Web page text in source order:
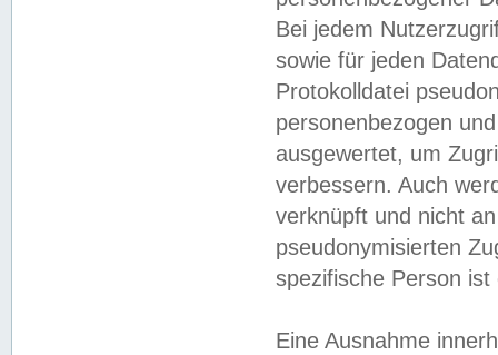
Bei jedem
sowie für jeden
Protokolldatei
personenbezogen
ausgewertet, um
verbessern. Auch
verknüpft und nicht
pseudonymisierten
spezifische Person
Eine Ausnahme